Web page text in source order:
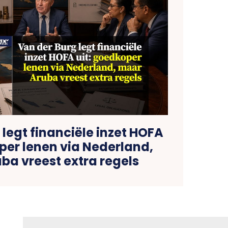
financiële inzet HOFA
lenen via Nederland,
vreest extra regels